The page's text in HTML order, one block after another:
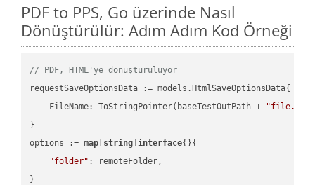
PDF to PPS, Go üzerinde Nasıl
Dönüştürülür: Adım Adım Kod Örneği
// PDF, HTML'ye dönüştürülüyor
requestSaveOptionsData := models.HtmlSaveOptionsData{
    FileName: ToStringPointer(baseTestOutPath +
"file.PDF"
}
options := map string ]interface{}{
"folder" : remoteFolder,
}